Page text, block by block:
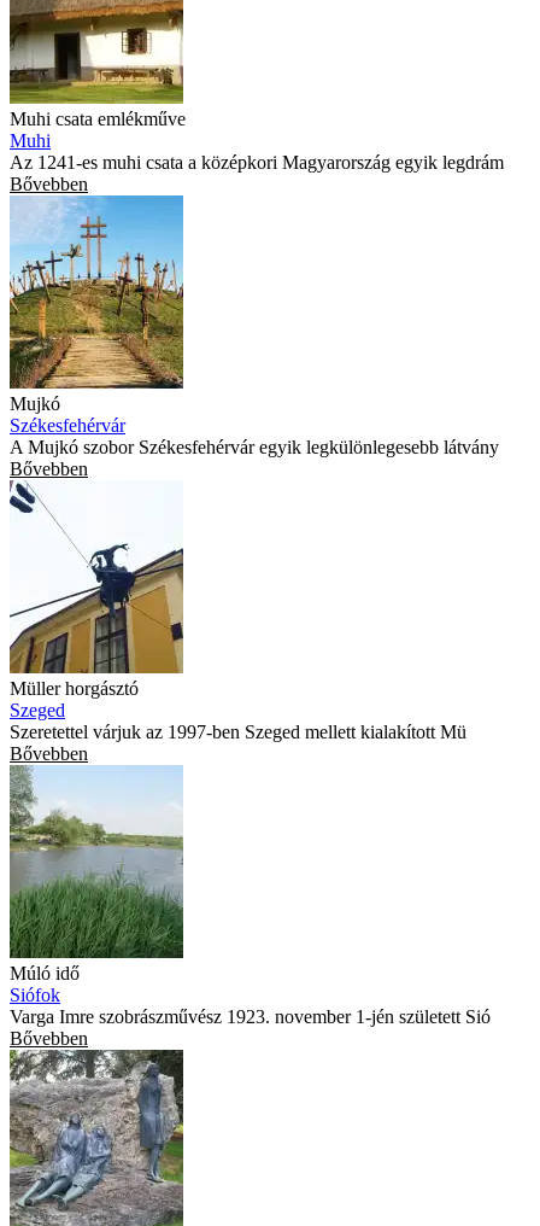
Muhi csata emlékműve
Muhi
Az 1241-es muhi csata a középkori Magyarország egyik legdrám
Bővebben
Mujkó
Székesfehérvár
A Mujkó szobor Székesfehérvár egyik legkülönlegesebb látvány
Bővebben
Müller horgásztó
Szeged
Szeretettel várjuk az 1997-ben Szeged mellett kialakított Mü
Bővebben
Múló idő
Siófok
Varga Imre szobrászművész 1923. november 1-jén született Sió
Bővebben